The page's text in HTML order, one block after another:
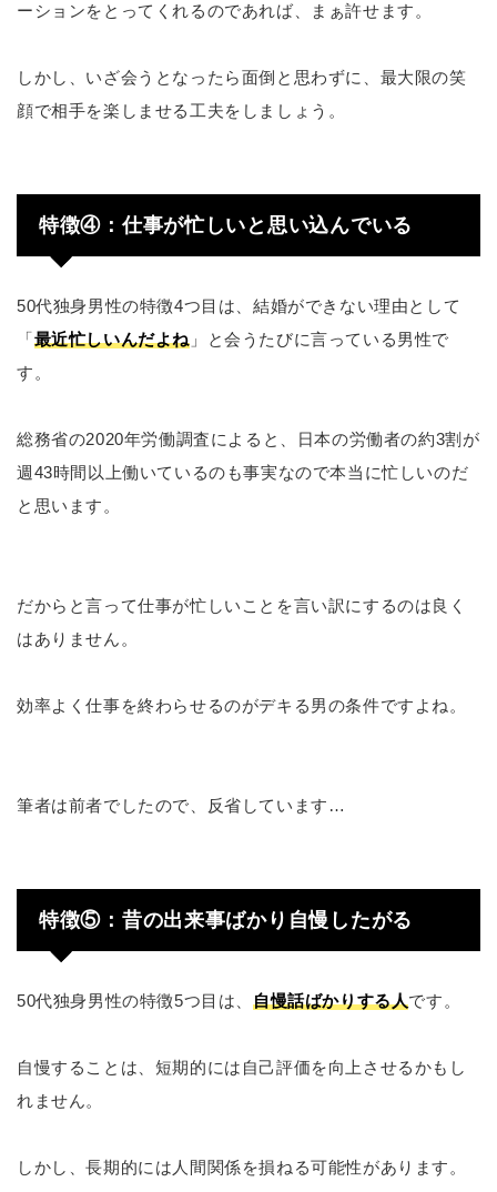
ーションをとってくれるのであれば、まぁ許せます。
しかし、いざ会うとなったら面倒と思わずに、最大限の笑
顔で相手を楽しませる工夫をしましょう。
特徴④：仕事が忙しいと思い込んでいる
50代独身男性の特徴4つ目は、結婚ができない理由として
「 最近忙しいんだよね 」と会うたびに言っている男性で
す。
総務省の2020年労働調査によると、日本の労働者の約3割が
週43時間以上働いているのも事実なので本当に忙しいのだ
と思います。
だからと言って仕事が忙しいことを言い訳にするのは良く
はありません。
効率よく仕事を終わらせるのがデキる男の条件ですよね。
筆者は前者でしたので、反省しています…
特徴⑤：昔の出来事ばかり自慢したがる
50代独身男性の特徴5つ目は、自慢話ばかりする人です。
自慢することは、短期的には自己評価を向上させるかもし
れません。
しかし、長期的には人間関係を損ねる可能性があります。